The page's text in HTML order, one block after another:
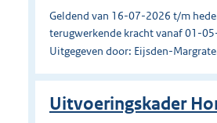
Geldend van 16-07-2026 t/m
terugwerkende kracht vanaf 01-
Uitgegeven door: Eijsden-
Uitvoeringskader